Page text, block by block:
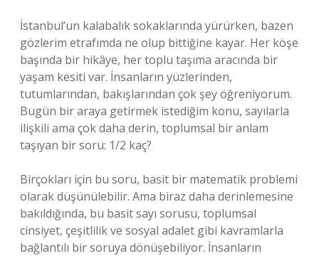
İstanbul’un kalabalık sokaklarında yürürken, bazen
gözlerim etrafımda ne olup bittiğine kayar. Her köşe
başında bir hikâye, her toplu taşıma aracında bir
yaşam kesiti var. İnsanların yüzlerinden,
tutumlarından, bakışlarından çok şey öğreniyorum.
Bugün bir araya getirmek istediğim konu, sayılarla
ilişkili ama çok daha derin, toplumsal bir anlam
taşıyan bir soru: 1/2 kaç?
Birçokları için bu soru, basit bir matematik problemi
olarak düşünülebilir. Ama biraz daha derinlemesine
bakıldığında, bu basit sayı sorusu, toplumsal
cinsiyet, çeşitlilik ve sosyal adalet gibi kavramlarla
bağlantılı bir soruya dönüşebiliyor. İnsanların